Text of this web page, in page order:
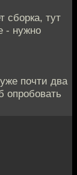
сборка, тут
- нужно
почти два
опробовать